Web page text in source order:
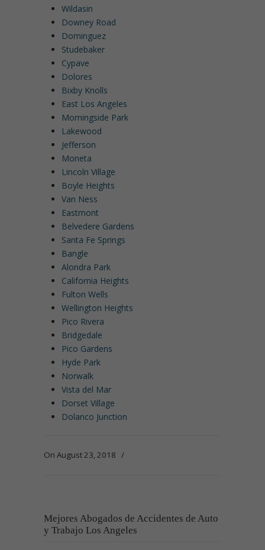
Wildasin
Downey Road
Dominguez
Studebaker
Cypave
Dolores
Bixby Knolls
East Los Angeles
Morningside Park
Lakewood
Jefferson
Moneta
Lincoln Village
Boyle Heights
Van Ness
Eastmont
Belvedere Gardens
Santa Fe Springs
Bangle
Alondra Park
California Heights
Fulton Wells
Wellington Heights
Pico Rivera
Bridgedale
Pico Gardens
Hyde Park
Norwalk
Vista del Mar
Dorset Village
Dolanco Junction
On August 23, 2018 /
Mejores Abogados de Accidentes de Auto
y Trabajo Los Angeles